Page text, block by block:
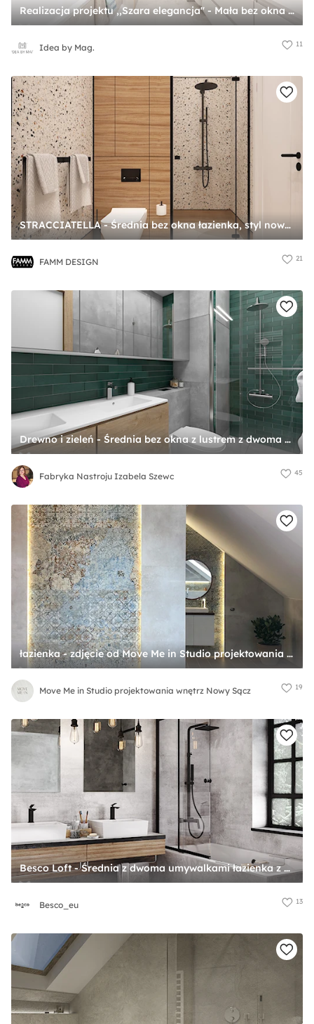
Realizacja projektu ,,Szara elegancja" - Mała bez okna z lustrem z punktowym oświetleniem łazienka, styl minimalistyczny - zdjęcie od Idea by Mag.
Idea by Mag. 11
STRACCIATELLA - Średnia bez okna łazienka, styl nowoczesny - zdjęcie od FAMM DESIGN
FAMM DESIGN 21
Drewno i zieleń - Średnia bez okna z lustrem z dwoma umywalkami z punktowym oświetleniem łazienka, styl skandynawski - zdjęcie od Fabryka Nastroju Izabela Szewc
Fabryka Nastroju Izabela Szewc 45
łazienka - zdjęcie od Move Me in Studio projektowania wnętrz Nowy Sącz
Move Me in Studio projektowania wnętrz Nowy Sącz 19
Besco Loft - Średnia z dwoma umywalkami łazienka z oknem, styl industrialny - zdjęcie od Besco_eu
Besco_eu 13